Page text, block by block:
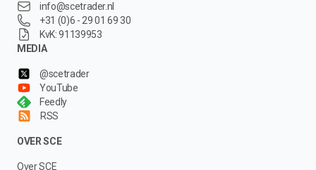
info@scetrader.nl
+31 (0)6 - 29 01 69 30
KvK: 91139953
MEDIA
@scetrader
YouTube
Feedly
RSS
OVER SCE
Over SCE